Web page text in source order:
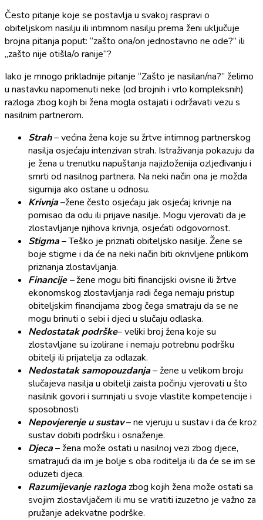
Često pitanje koje se postavlja u svakoj raspravi o
obiteljskom nasilju ili intimnom nasilju prema ženi uključuje
brojna pitanja poput: “zašto ona/on jednostavno ne ode?” ili
„zašto nije otišla/o ranije“?
Iako je mnogo prikladnije pitanje “Zašto je nasilan/na?” želimo
u nastavku napomenuti neke (od brojnih i vrlo kompleksnih)
razloga zbog kojih bi žena mogla ostajati i održavati vezu s
nasilnim partnerom.
Strah– većina žena koje su žrtve intimnog partnerskog
nasilja osjećaju intenzivan strah. Istraživanja pokazuju da
je žena u trenutku napuštanja najizloženija ozljeđivanju i
smrti od nasilnog partnera. Na neki način ona je možda
sigurnija ako ostane u odnosu.
Krivnja–žene često osjećaju jak osjećaj krivnje na
pomisao da odu ili prijave nasilje. Mogu vjerovati da je
zlostavljanje njihova krivnja, osjećati odgovornost.
Stigma– Teško je priznati obiteljsko nasilje. Žene se
boje stigme i da će na neki način biti okrivljene prilikom
priznanja zlostavljanja.
Financije –žene mogu biti financijski ovisne ili žrtve
ekonomskog zlostavljanja radi čega nemaju pristup
obiteljskim financijama zbog čega smatraju da se ne
mogu brinuti o sebi i djeci u slučaju odlaska.
Nedostatak podrške– veliki broj žena koje su
zlostavljane su izolirane i nemaju potrebnu podršku
obitelji ili prijatelja za odlazak.
Nedostatak samopouzdanja– žene u velikom broju
slučajeva nasilja u obitelji zaista počinju vjerovati u što
nasilnik govori i sumnjati u svoje vlastite kompetencije i
sposobnosti
Nepovjerenje u sustav– ne vjeruju u sustav i da će kroz
sustav dobiti podršku i osnaženje.
Djeca– žena može ostati u nasilnoj vezi zbog djece,
smatrajući da im je bolje s oba roditelja ili da će se im se
oduzeti djeca.
Razumijevanje razlogazbog kojih žena može ostati sa
svojim zlostavljačem ili mu se vratiti izuzetno je važno za
pružanje adekvatne podrške.